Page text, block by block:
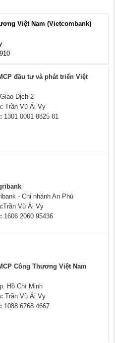
Việt Nam (Vietcombank)
đầu tư và phát triển Việt
Dịch 2
Trần Vũ Ái Vy
1301 0001 8825 81
- Chi nhánh An Phú
Trần Vũ Ái Vy
1606 2060 95436
Công Thương Việt Nam
Hồ Chí Minh
Trần Vũ Ái Vy
1088 6768 4667